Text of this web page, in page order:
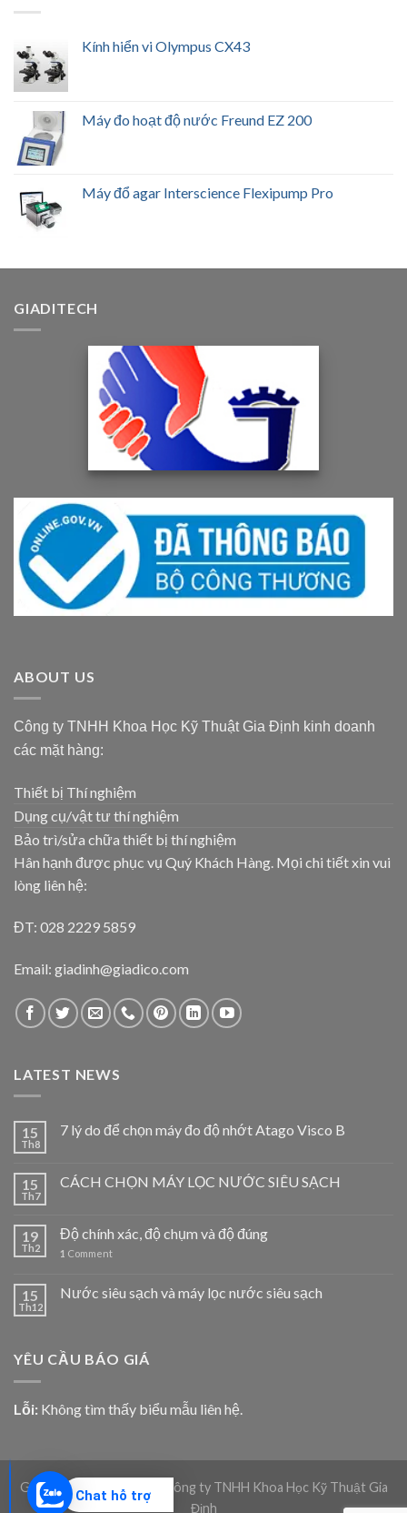
Chat hỗ trợ
Kính hiển vi Olympus CX43
Máy đo hoạt độ nước Freund EZ 200
Máy đổ agar Interscience Flexipump Pro
GIADITECH
ABOUT US
Công ty TNHH Khoa Học Kỹ Thuật Gia Định kinh doanh
các mặt hàng:
Thiết bị Thí nghiệm
Dụng cụ/vật tư thí nghiệm
Bảo trì/sửa chữa thiết bị thí nghiệm
Hân hạnh được phục vụ Quý Khách Hàng. Mọi chi tiết xin vui
lòng liên hệ:
ĐT: 028 2229 5859
Email: giadinh@giadico.com
LATEST NEWS
15
Th8
7 lý do để chọn máy đo độ nhớt Atago Visco B
15
Th7
CÁCH CHỌN MÁY LỌC NƯỚC SIÊU SẠCH
19
Th2
Độ chính xác, độ chụm và độ đúng
1 Comment
15
Th12
Nước siêu sạch và máy lọc nước siêu sạch
YÊU CẦU BÁO GIÁ
Lỗi: Không tìm thấy biểu mẫu liên hệ.
Giadico.com | Bản quyền Công ty TNHH Khoa Học Kỹ Thuật Gia
Định